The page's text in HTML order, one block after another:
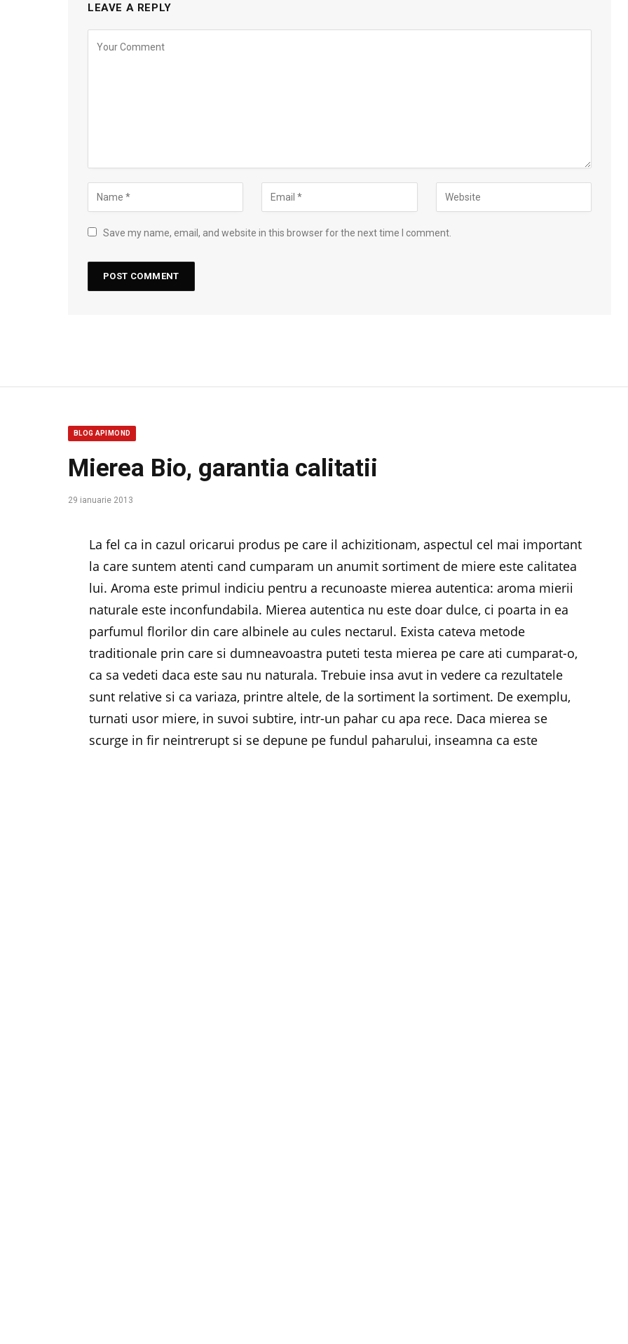
LEAVE A REPLY
Save my name, email, and website in this browser for the next time I comment.
BLOG APIMOND
Mierea Bio, garantia calitatii
29 ianuarie 2013
La fel ca in cazul oricarui produs pe care il achizitionam, aspectul cel mai important
la care suntem atenti cand cumparam un anumit sortiment de miere este calitatea
lui. Aroma este primul indiciu pentru a recunoaste mierea autentica: aroma mierii
naturale este inconfundabila. Mierea autentica nu este doar dulce, ci poarta in ea
parfumul florilor din care albinele au cules nectarul. Exista cateva metode
traditionale prin care si dumneavoastra puteti testa mierea pe care ati cumparat-o,
ca sa vedeti daca este sau nu naturala. Trebuie insa avut in vedere ca rezultatele
sunt relative si ca variaza, printre altele, de la sortiment la sortiment. De exemplu,
turnati usor miere, in suvoi subtire, intr-un pahar cu apa rece. Daca mierea se
scurge in fir neintrerupt si se depune pe fundul paharului, inseamna ca este